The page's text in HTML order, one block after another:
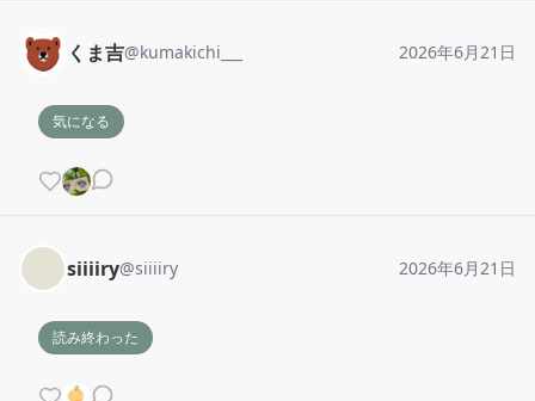
くま吉@kumakichi___ 2026年6月21日
気になる
siiiiry@siiiiry 2026年6月21日
読み終わった